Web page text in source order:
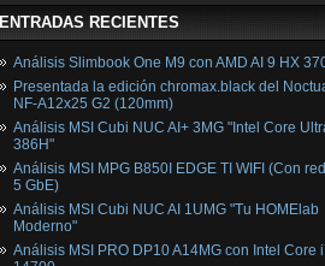
ENTRADAS RECIENTES
Análisis Slimbook One M9 con AMD AI 9 HX
Presentada la edición chromax.black del
NF‑A12x25 G2 (120mm)
Análisis MSI Cubi NUC AI+ 3MG "Intel Core
386H"
Análisis MSI MPG B850I EDGE TI WIFI (Con
5 GbE)
Análisis MSI Cubi NUC AI 1UMG "Tu HOMElab
Moderno"
Análisis MSI PRO DP10 A14MG con Intel Core